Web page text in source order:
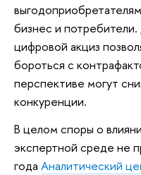
бизнес и
цифровой акциз
бороться с
перспективе могут
конкуренции.
В целом споры о
экспертной среде не
года Аналитический